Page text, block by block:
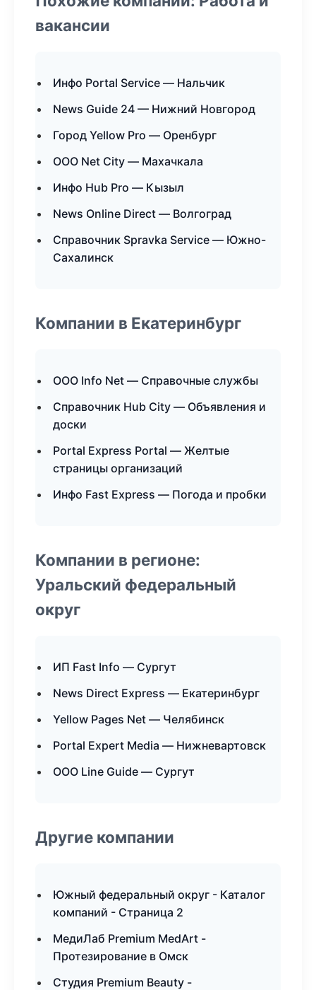
вакансии
Инфо Portal Service — Нальчик
News Guide 24 — Нижний Новгород
Город Yellow Pro — Оренбург
ООО Net City — Махачкала
Инфо Hub Pro — Кызыл
News Online Direct — Волгоград
Справочник Spravka Service — Южно-
Сахалинск
Компании в Екатеринбург
ООО Info Net — Справочные службы
Справочник Hub City — Объявления и
доски
Portal Express Portal — Желтые
страницы организаций
Инфо Fast Express — Погода и пробки
Компании в регионе:
Уральский федеральный
округ
ИП Fast Info — Сургут
News Direct Express — Екатеринбург
Yellow Pages Net — Челябинск
Portal Expert Media — Нижневартовск
ООО Line Guide — Сургут
Другие компании
Южный федеральный округ - Каталог
компаний - Страница 2
МедиЛаб Premium MedArt -
Протезирование в Омск
Студия Premium Beauty -